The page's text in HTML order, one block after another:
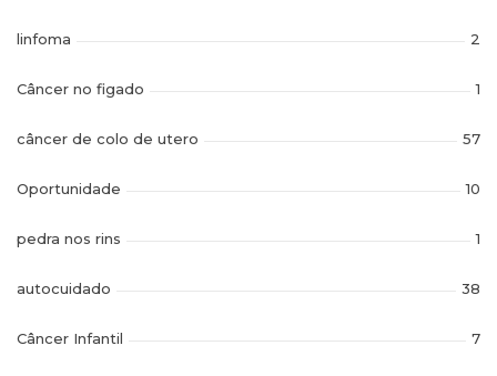
linfoma 2
Câncer no figado 1
câncer de colo de utero 57
Oportunidade 10
pedra nos rins 1
autocuidado 38
Câncer Infantil 7